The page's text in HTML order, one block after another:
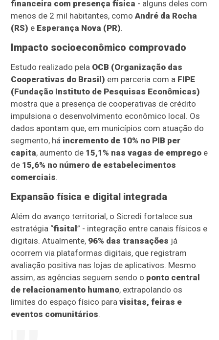
financeira com presença física - alguns deles com
menos de 2 mil habitantes, comoAndré da Rocha
(RS) e Esperança Nova (PR).
Impacto socioeconômico comprovado
Estudo realizado pela OCB (Organização das
Cooperativas do Brasil) em parceria com a FIPE
(Fundação Instituto de Pesquisas Econômicas)
mostra que a presença de cooperativas de crédito
impulsiona o desenvolvimento econômico local. Os
dados apontam que, em municípios com atuação do
segmento, há incremento de 10% no PIB per
capita, aumento de 15,1% nas vagas de emprego e
de 15,6% no número de estabelecimentos
comerciais.
Expansão física e digital integrada
Além do avanço territorial, o Sicredi fortalece sua
estratégia “fisital” - integração entre canais físicos e
digitais. Atualmente, 96% das transações já
ocorrem via plataformas digitais, que registram
avaliação positiva nas lojas de aplicativos. Mesmo
assim, as agências seguem sendo o ponto central
de relacionamento humano, extrapolando os
limites do espaço físico paravisitas, feiras e
eventos comunitários.